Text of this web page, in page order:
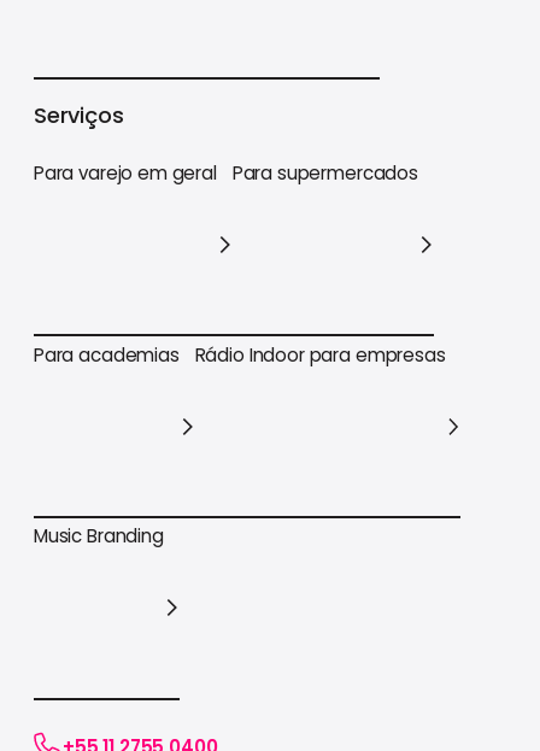
Serviços
Para varejo em geral
Para varejo em geral
Para supermercados
Para supermercados
Para academias
Para academias
Rádio Indoor para empresas
Music Branding